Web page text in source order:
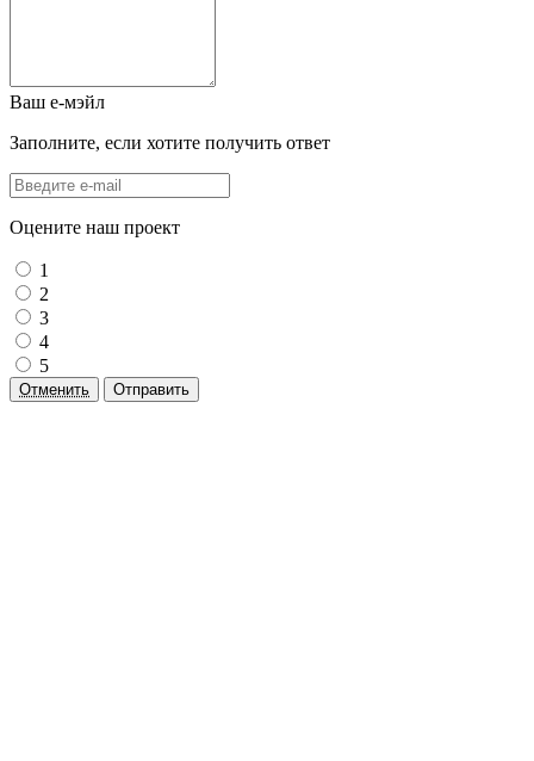
Ваш е-мэйл
Заполните, если хотите получить ответ
Оцените наш проект
1
2
3
4
5
Отменить Отправить